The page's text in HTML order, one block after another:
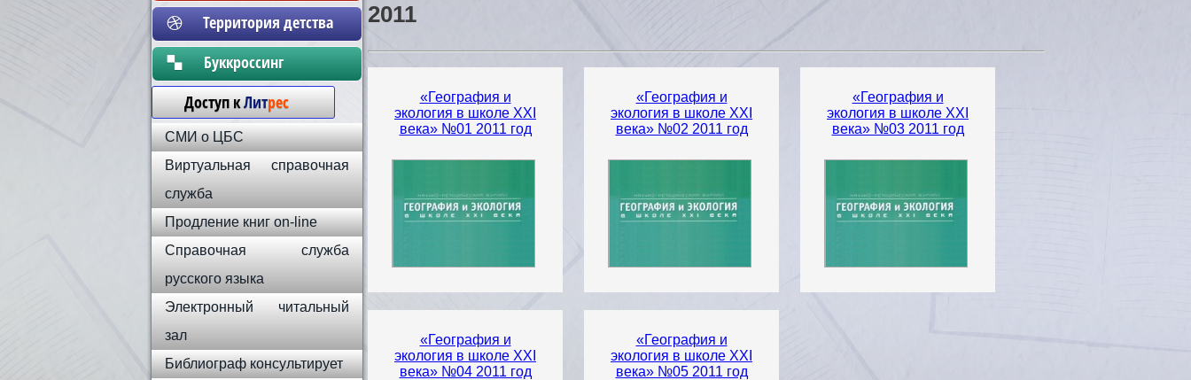
Территория детства
Бyккpoccинг
Доступ кЛитрес
СМИ о ЦБС
Виртуальная справочная
служба
Продление книг on-line
Справочная служба
русского языка
Электронный читальный
зал
Библиограф консультирует
2011
«География и
экология в школе XXI
века» №01 2011 год
«География и
экология в школе XXI
века» №02 2011 год
«География и
экология в школе XXI
века» №03 2011 год
«География и
экология в школе XXI
века» №04 2011 год
«География и
экология в школе XXI
века» №05 2011 год